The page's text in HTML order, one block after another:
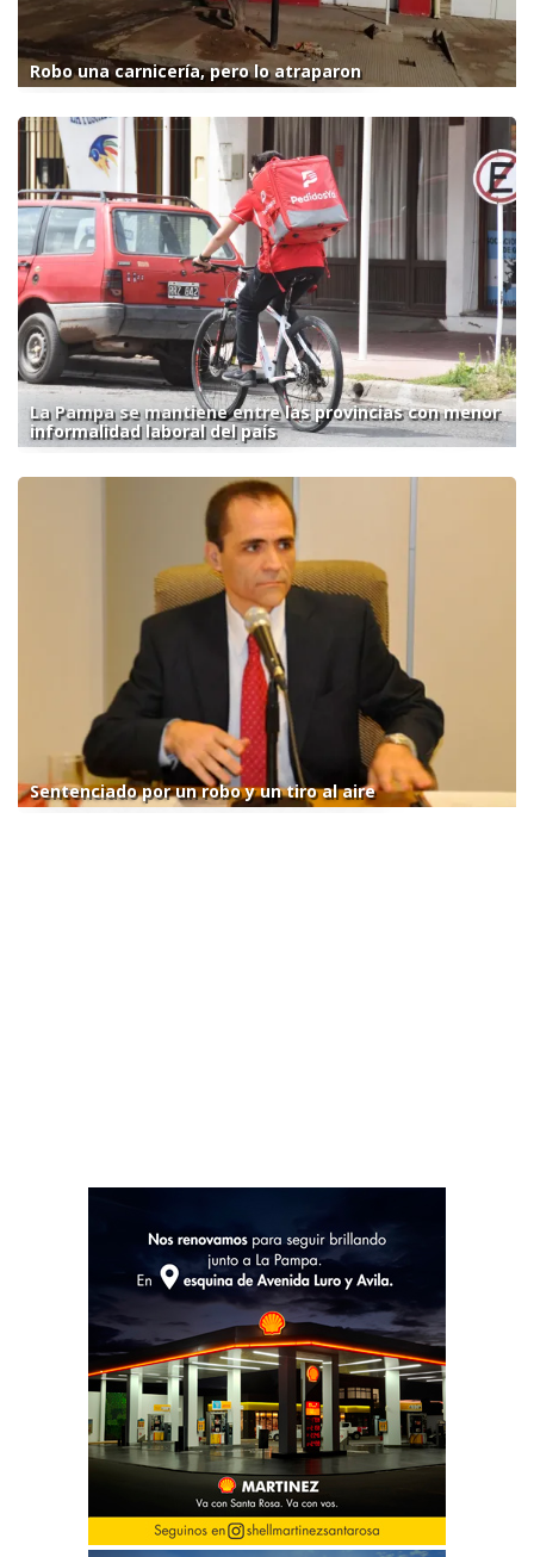
Robo una carnicería, pero lo atraparon
La Pampa se mantiene entre las provincias con menor
informalidad laboral del país
Sentenciado por un robo y un tiro al aire